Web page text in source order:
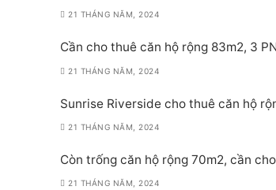
21 THÁNG NĂM, 2024
Cần cho thuê căn hộ rộng 83m2, 3
21 THÁNG NĂM, 2024
Sunrise Riverside cho thuê căn hộ
21 THÁNG NĂM, 2024
Còn trống căn hộ rộng 70m2, cần
21 THÁNG NĂM, 2024